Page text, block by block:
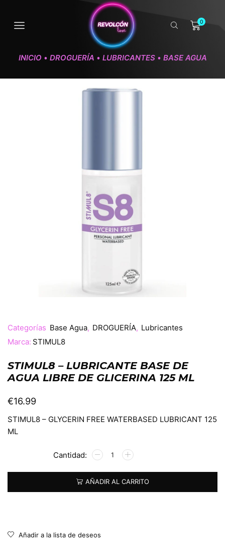
0
INICIO • DROGUERÍA • LUBRICANTES • BASE AGUA
Categorías Base Agua, DROGUERÍA, Lubricantes
Marca: STIMUL8
STIMUL8 – LUBRICANTE BASE DE
AGUA LIBRE DE GLICERINA 125 ML
€16.99
STIMUL8 – GLYCERIN FREE WATERBASED LUBRICANT 125
ML
AÑADIR AL CARRITO
Alternative:
Añadir a la lista de deseos